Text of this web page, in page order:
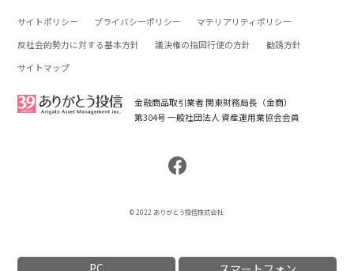
サイトポリシー プライバシーポリシー
マテリアリティポリシー
反社会的勢力に対する基本方針
議決権の指図行使の方針
勧誘方針
サイトマップ
金融商品取引業者 関東財務局長（金商）
第304号 一般社団法人 資産運用業協会会員
© 2022 ありがとう投信株式会社.
PC